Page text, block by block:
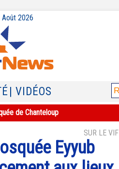
2026
| VIDÉOS
de Chanteloup
SUR LE VIF
Eyyub